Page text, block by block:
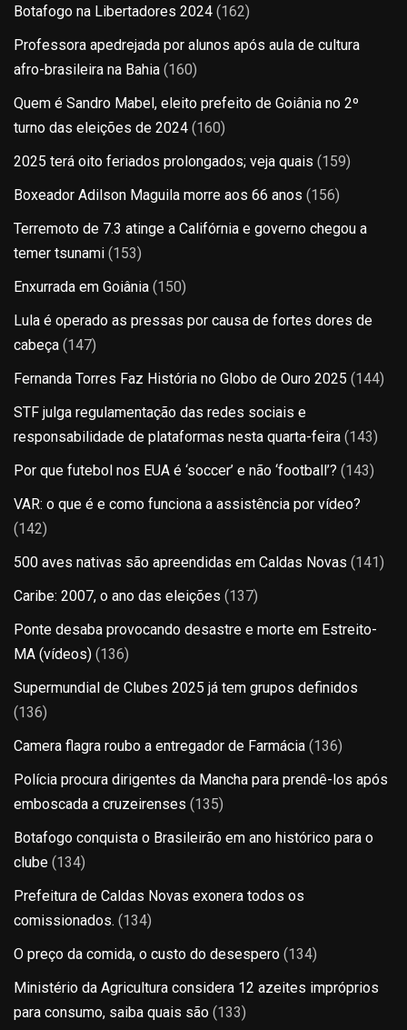
Botafogo na Libertadores 2024 (162)
Professora apedrejada por alunos após aula de cultura
afro-brasileira na Bahia (160)
Quem é Sandro Mabel, eleito prefeito de Goiânia no 2º
turno das eleições de 2024 (160)
2025 terá oito feriados prolongados; veja quais (159)
Boxeador Adilson Maguila morre aos 66 anos (156)
Terremoto de 7.3 atinge a Califórnia e governo chegou a
temer tsunami (153)
Enxurrada em Goiânia (150)
Lula é operado as pressas por causa de fortes dores de
cabeça (147)
Fernanda Torres Faz História no Globo de Ouro 2025 (144)
STF julga regulamentação das redes sociais e
responsabilidade de plataformas nesta quarta-feira (143)
Por que futebol nos EUA é ‘soccer’ e não ‘football’? (143)
VAR: o que é e como funciona a assistência por vídeo?
(142)
500 aves nativas são apreendidas em Caldas Novas (141)
Caribe: 2007, o ano das eleições (137)
Ponte desaba provocando desastre e morte em Estreito-
MA (vídeos) (136)
Supermundial de Clubes 2025 já tem grupos definidos
(136)
Camera flagra roubo a entregador de Farmácia (136)
Polícia procura dirigentes da Mancha para prendê-los após
emboscada a cruzeirenses (135)
Botafogo conquista o Brasileirão em ano histórico para o
clube (134)
Prefeitura de Caldas Novas exonera todos os
comissionados. (134)
O preço da comida, o custo do desespero (134)
Ministério da Agricultura considera 12 azeites impróprios
para consumo, saiba quais são (133)